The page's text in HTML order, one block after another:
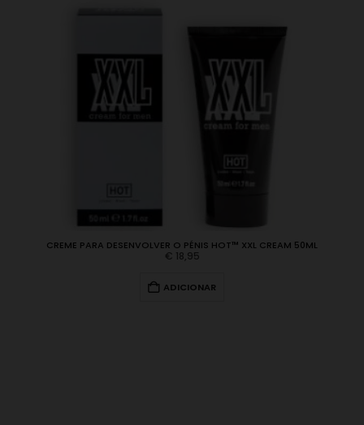
CREME PARA DESENVOLVER O PÉNIS HOT™ XXL CREAM 50ML
€ 18,95
ADICIONAR